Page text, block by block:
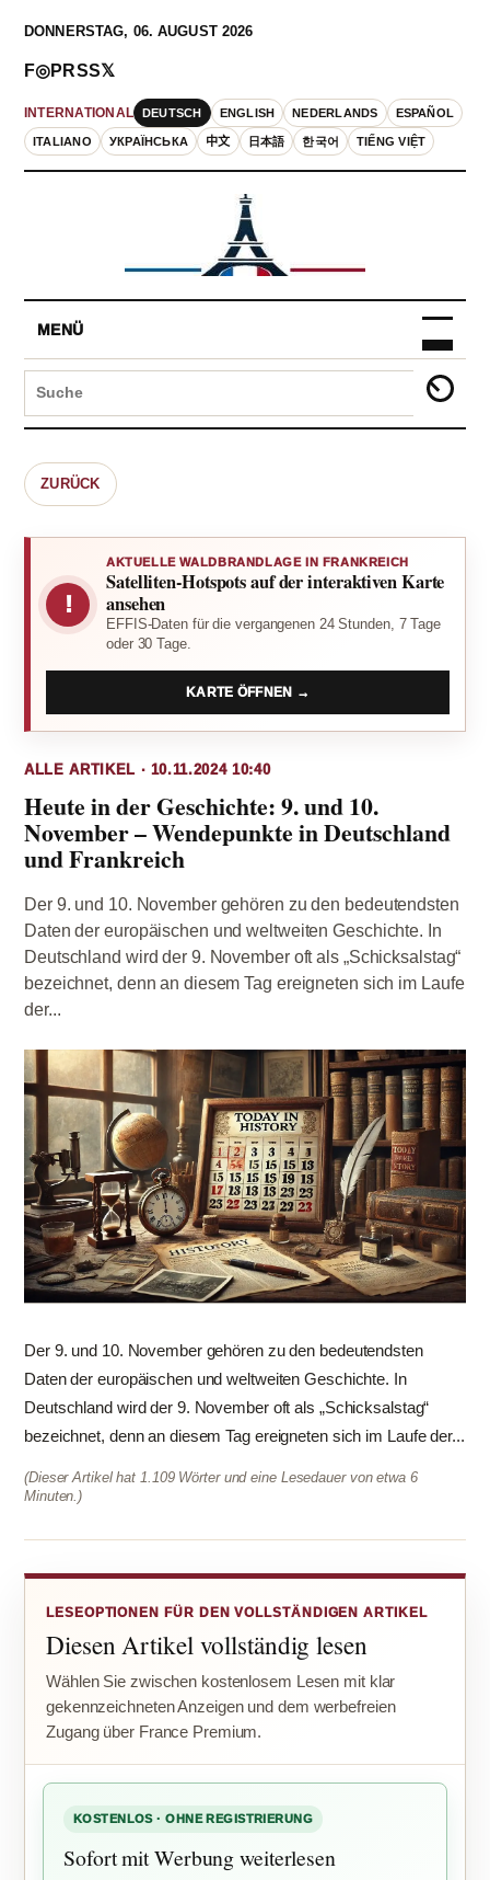
DONNERSTAG, 06. AUGUST 2026
INTERNATIONAL DEUTSCH ENGLISH NEDERLANDS ESPAÑOL
ITALIANO УКРАЇНСЬКА 中文 日本語 한국어 TIẾNG VIỆT
F◎PRSS𝕏
MENÜ
ZURÜCK
!
AKTUELLE WALDBRANDLAGE IN FRANKREICH
Satelliten-Hotspots auf der interaktiven Karte
ansehen
EFFIS-Daten für die vergangenen 24 Stunden, 7 Tage
oder 30 Tage.
KARTE ÖFFNEN →
ALLE ARTIKEL · 10.11.2024 10:40
Heute in der Geschichte: 9. und 10.
November – Wendepunkte in Deutschland
und Frankreich
Der 9. und 10. November gehören zu den bedeutendsten
Daten der europäischen und weltweiten Geschichte. In
Deutschland wird der 9. November oft als „Schicksalstag“
bezeichnet, denn an diesem Tag ereigneten sich im Laufe
der...
Der 9. und 10. November gehören zu den bedeutendsten
Daten der europäischen und weltweiten Geschichte. In
Deutschland wird der 9. November oft als „Schicksalstag“
bezeichnet, denn an diesem Tag ereigneten sich im Laufe der...
(Dieser Artikel hat 1.109 Wörter und eine Lesedauer von etwa 6
Minuten.)
LESEOPTIONEN FÜR DEN VOLLSTÄNDIGEN ARTIKEL
Diesen Artikel vollständig lesen
Wählen Sie zwischen kostenlosem Lesen mit klar
gekennzeichneten Anzeigen und dem werbefreien
Zugang über France Premium.
KOSTENLOS · OHNE REGISTRIERUNG
Sofort mit Werbung weiterlesen